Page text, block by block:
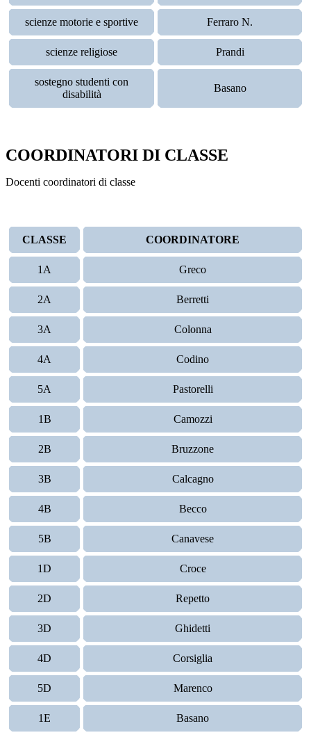
scienze motorie e sportive Ferraro N.
scienze religiose Prandi
sostegno studenti con
disabilità
Basano
COORDINATORI DI CLASSE
Docenti coordinatori di classe
CLASSE COORDINATORE
1A Greco
2A Berretti
3A Colonna
4A Codino
5A Pastorelli
1B Camozzi
2B Bruzzone
3B Calcagno
4B Becco
5B Canavese
1D Croce
2D Repetto
3D Ghidetti
4D Corsiglia
5D Marenco
1E Basano